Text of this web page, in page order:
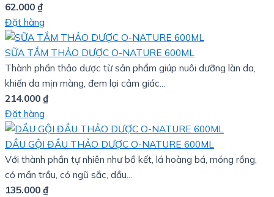
62.000 ₫
Đặt hàng
SỮA TẮM THẢO DƯỢC O-NATURE 600ML
Thành phần thảo dược từ sản phẩm giúp nuôi dưỡng làn da,
khiến da mịn màng, đem lại cảm giác...
214.000 ₫
Đặt hàng
DẦU GỘI ĐẦU THẢO DƯỢC O-NATURE 600ML
Với thành phần tự nhiên như bồ kết, lá hoàng bá, móng rồng,
cỏ mần trầu, cỏ ngũ sắc, dầu...
135.000 ₫